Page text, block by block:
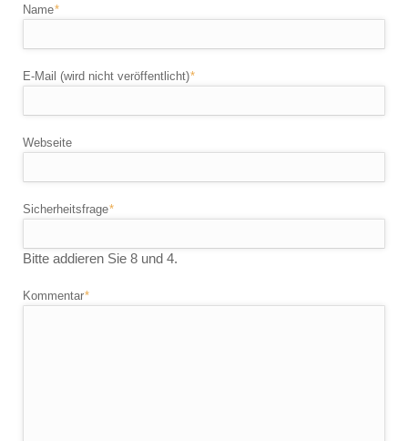
Pflichtfeld
Name*
Pflichtfeld
E-Mail (wird nicht veröffentlicht)*
Webseite
Pflichtfeld
Sicherheitsfrage*
Bitte addieren Sie 8 und 4.
Pflichtfeld
Kommentar*